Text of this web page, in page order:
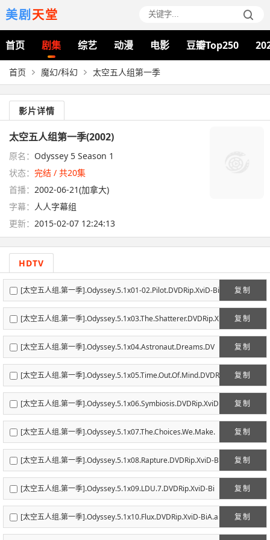
美剧天堂
首页 剧集 综艺 动漫 电影 豆瓣Top250
首页 魔幻/科幻 太空五人组第一季
影片详情
太空五人组第一季(2002)
原名： Odyssey 5 Season 1
状态： 完结 / 共20集
首播： 2002-06-21(加拿大)
字幕： 人人字幕组
更新： 2015-02-07 12:24:13
HDTV
复制
[太空五人组.第一季].Odyssey.5.1x01-02.Pilot.DVDRip.XviD-Bi
A.avi
复制
[太空五人组.第一季].Odyssey.5.1x03.The.Shatterer.DVDRip.X
viD-BiA.avi
复制
[太空五人组.第一季].Odyssey.5.1x04.Astronaut.Dreams.DV
DRip.XviD-BiA.avi
复制
[太空五人组.第一季].Odyssey.5.1x05.Time.Out.Of.Mind.DVDR
ip.XviD-BiA.avi
复制
[太空五人组.第一季].Odyssey.5.1x06.Symbiosis.DVDRip.XviD
-BiA.avi
复制
[太空五人组.第一季].Odyssey.5.1x07.The.Choices.We.Make.
DVDRip.XviD-BiA.avi
复制
[太空五人组.第一季].Odyssey.5.1x08.Rapture.DVDRip.XviD-B
iA.avi
复制
[太空五人组.第一季].Odyssey.5.1x09.LDU.7.DVDRip.XviD-Bi
A.avi
复制
[太空五人组.第一季].Odyssey.5.1x10.Flux.DVDRip.XviD-BiA.a
vi